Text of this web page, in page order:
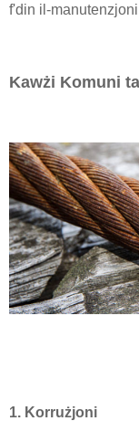
f'din il-
Kawżi Komuni
1. Korrużjoni